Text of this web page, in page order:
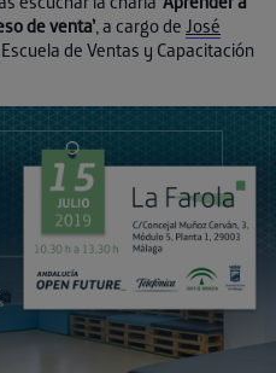
de venta’, a cargo de José
de Ventas y Capacitación